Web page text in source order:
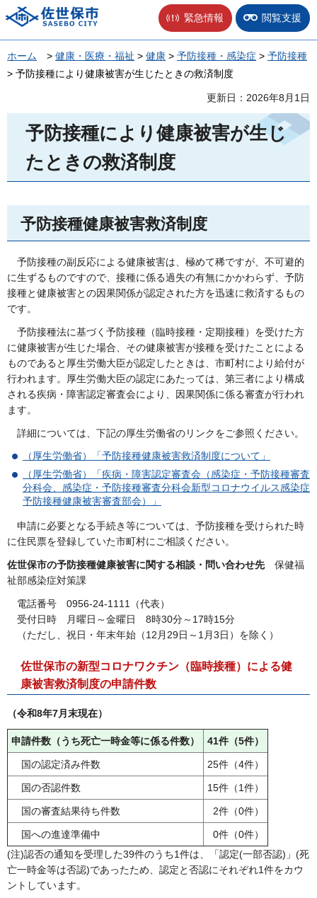
佐世保市 緊急情報 閲覧支援
ホーム > 健康・医療・福祉 > 健康 > 予防接種・感染症 > 予防接種
> 予防接種により健康被害が生じたときの救済制度
更新日：2026年8月1日
予防接種により健康被害が生じ
たときの救済制度
予防接種健康被害救済制度
予防接種の副反応による健康被害は、極めて稀ですが、不可避的
に生ずるものですので、接種に係る過失の有無にかかわらず、予防
接種と健康被害との因果関係が認定された方を迅速に救済するもの
です。
予防接種法に基づく予防接種（臨時接種・定期接種）を受けた方
に健康被害が生じた場合、その健康被害が接種を受けたことによる
ものであると厚生労働大臣が認定したときは、市町村により給付が
行われます。厚生労働大臣の認定にあたっては、第三者により構成
される疾病・障害認定審査会により、因果関係に係る審査が行われ
ます。
詳細については、下記の厚生労働省のリンクをご参照ください。
（厚生労働省）「予防接種健康被害救済制度について」
（厚生労働省）「疾病・障害認定審査会（感染症・予防接種審査
分科会、感染症・予防接種審査分科会新型コロナウイルス感染症
予防接種健康被害審査部会）」
申請に必要となる手続き等については、予防接種を受けられた時
に住民票を登録していた市町村にご相談ください。
佐世保市の予防接種健康被害に関する相談・問い合わせ先
保健福
祉部感染症対策課
電話番号 0956-24-1111（代表）
受付日時 月曜日～金曜日 8時30分～17時15分
（ただし、祝日・年末年始（12月29日～1月3日）を除く）
佐世保市の新型コロナワクチン（臨時接種）による健
康被害救済制度の申請件数
（令和8年7月末現在）
申請件数（うち死亡一時金等に係る件数） 41件（5件）
国の認定済み件数 25件（4件）
国の否認件数 15件（1件）
国の審査結果待ち件数 2件（0件）
国への進達準備中
0件（0件）
(注)認否の通知を受理した39件のうち1件は、「認定(一部否認)」(死
亡一時金等は否認)であったため、認定と否認にそれぞれ1件をカウ
ントしています。